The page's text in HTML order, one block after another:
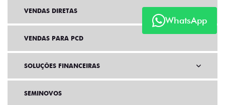
WhatsApp
VENDAS DIRETAS
VENDAS PARA PCD
SOLUÇÕES FINANCEIRAS
SEMINOVOS